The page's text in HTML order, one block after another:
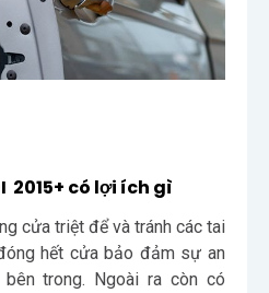
2015+ có lợi ích gì
cửa triệt để và tránh các tai
hết cửa bảo đảm sự an
trong. Ngoài ra còn có